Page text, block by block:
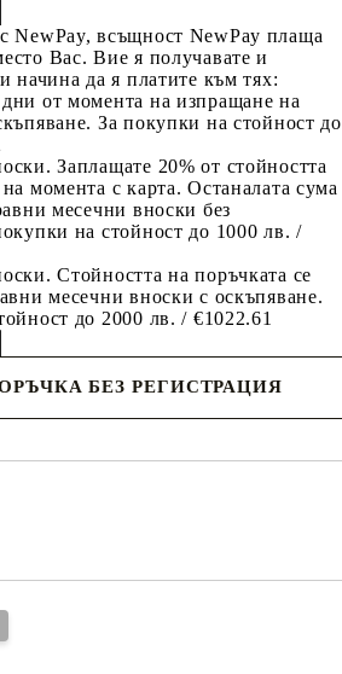
NewPay, всъщност NewPay плаща
Вас. Вие я получавате и
начина да я платите към тях:
от момента на изпращане на
За покупки на стойност до
Заплащате 20% от стойността
момента с карта. Останалата сума
месечни вноски без
на стойност до 1000 лв. /
Стойността на поръчката се
месечни вноски с оскъпяване.
до 2000 лв. / €1022.61
БЕЗ РЕГИСТРАЦИЯ